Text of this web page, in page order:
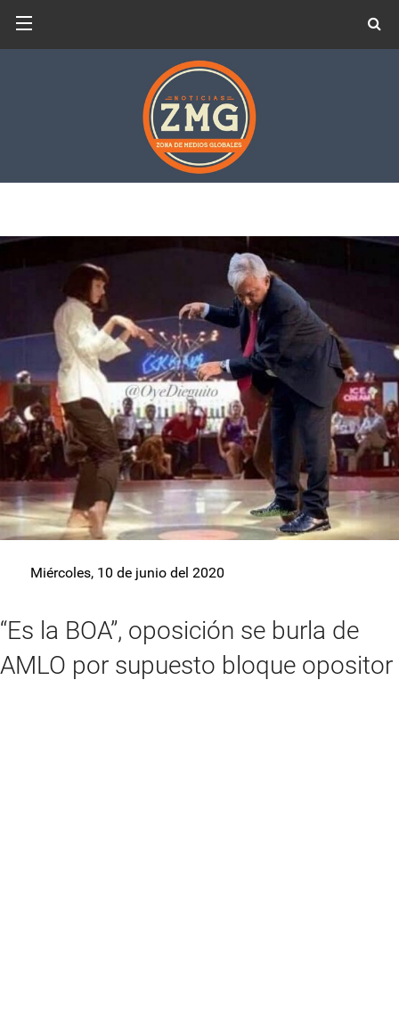
Miércoles, 10 de junio del 2020
“Es la BOA”, oposición se burla de
AMLO por supuesto bloque opositor